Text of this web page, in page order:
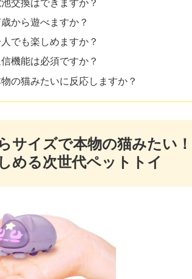
交換はできますか？
から遊べますか？
でも楽しめますか？
機能は必須ですか？
の猫みたいに反応しますか？
サイズで本物の猫みたい
める次世代ペットトイ